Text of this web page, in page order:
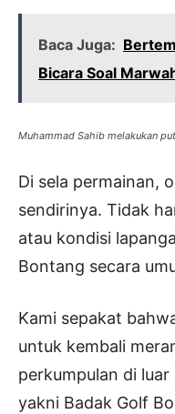
Baca Juga:
Bicara Soal
Muhammad Sahib melakukan
Di sela permainan,
sendirinya. Tidak
atau kondisi
Bontang secara
Kami sepakat
untuk kembali
perkumpulan di
yakni Badak Golf